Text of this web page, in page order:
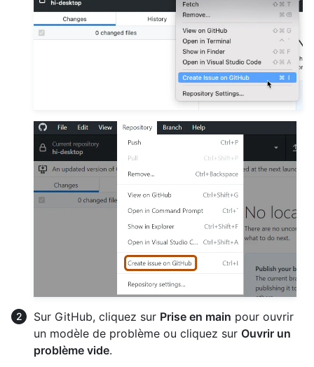
Sur GitHub, cliquez sur Prise en main pour ouvrir
un modèle de problème ou cliquez sur Ouvrir un
problème vide.